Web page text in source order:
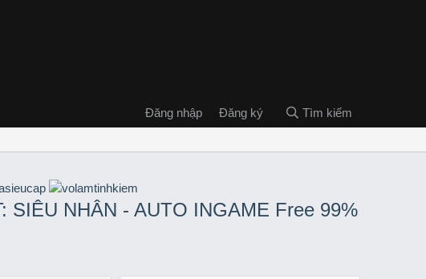
Đăng nhập Đăng ký Tìm kiếm
NHÂN - AUTO INGAME Free 99%